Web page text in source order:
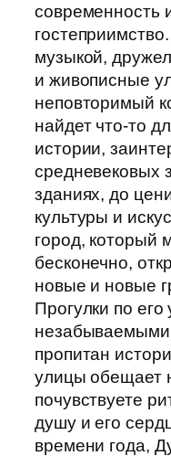
современность
музыкой,
и живописные
неповторимый
найдет что-то
истории,
средневековых
зданиях, до
культуры и
город, который
бесконечно,
новые и новые
Прогулки по
незабываемыми
пропитан
улицы обещает
почувствуете
душу и его
времени года,